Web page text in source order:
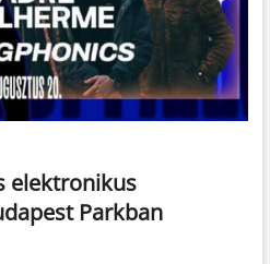
elektronikus
Parkban